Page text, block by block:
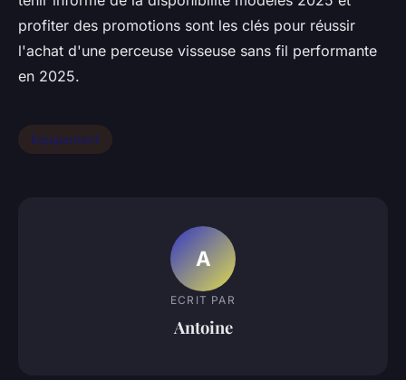
profiter des promotions sont les clés pour réussir
l'achat d'une perceuse visseuse sans fil performante
en 2025.
Equipement
A
ECRIT PAR
Antoine